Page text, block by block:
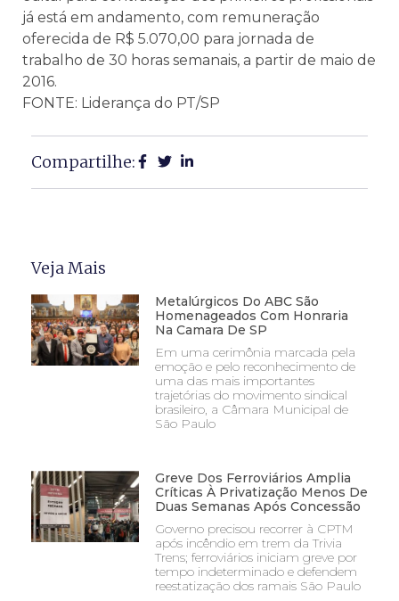
já está em andamento, com remuneração
oferecida de R$ 5.070,00 para jornada de
trabalho de 30 horas semanais, a partir de maio de
2016.
FONTE: Liderança do PT/SP
Compartilhe:
Veja Mais
Metalúrgicos Do ABC São
Homenageados Com Honraria
Na Camara De SP
Em uma cerimônia marcada pela
emoção e pelo reconhecimento de
uma das mais importantes
trajetórias do movimento sindical
brasileiro, a Câmara Municipal de
São Paulo
Greve Dos Ferroviários Amplia
Críticas À Privatização Menos De
Duas Semanas Após Concessão
Governo precisou recorrer à CPTM
após incêndio em trem da Trivia
Trens; ferroviários iniciam greve por
tempo indeterminado e defendem
reestatização dos ramais São Paulo